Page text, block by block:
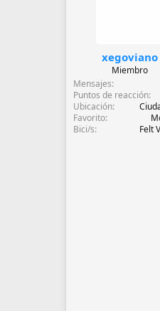
xegoviano
Miembro
Mensajes
Puntos de reacción
Ubicación
Favorito
Bici/s
Felt